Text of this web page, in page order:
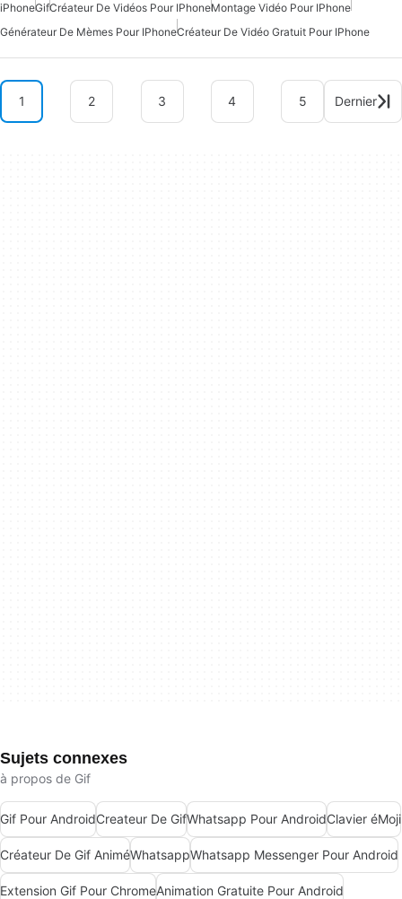
iPhoneGifCréateur De Vidéos Pour IPhoneMontage Vidéo Pour IPhone
Générateur De Mèmes Pour IPhoneCréateur De Vidéo Gratuit Pour IPhone
1 2 3 4 5 Dernier
Sujets connexes
à propos de Gif
Gif Pour AndroidCreateur De GifWhatsapp Pour AndroidClavier éMoji
Créateur De Gif AniméWhatsappWhatsapp Messenger Pour Android
Extension Gif Pour ChromeAnimation Gratuite Pour Android